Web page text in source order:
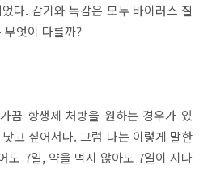
다. 감기와 독감은 모두 바이러스 질
무엇이 다를까?
끔 항생제 처방을 원하는 경우가 있
고 싶어서다. 그럼 나는 이렇게 말한
도 7일, 약을 먹지 않아도 7일이 지나